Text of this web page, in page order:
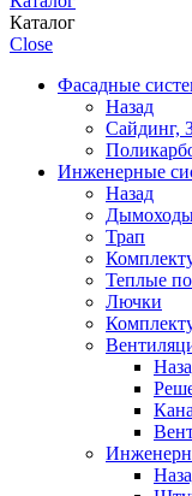
Каталог
Close
Фасадные
Назад
Сайдинг,
Инженерные
Назад
Трап
Теплые
Лючки